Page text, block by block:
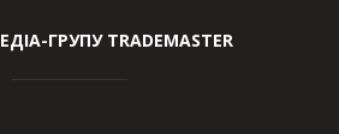
ГРУПУ TRADEMASTER